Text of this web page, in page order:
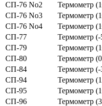
СП-76 No2
Термометр
СП-76 No3
Термометр
СП-76 No4
Термометр
СП-77
Термометр
СП-79
Термометр
СП-80
Термометр
СП-84
Термометр (-
СП-94
Термометр
СП-95
Термометр
СП-96
Термометр